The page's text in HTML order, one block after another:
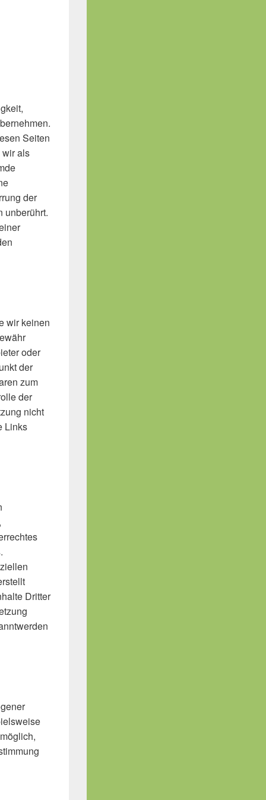
Seiten
wir als
der
unberührt.
wir keinen
oder
der
zum
der
nicht
Links
Dritter